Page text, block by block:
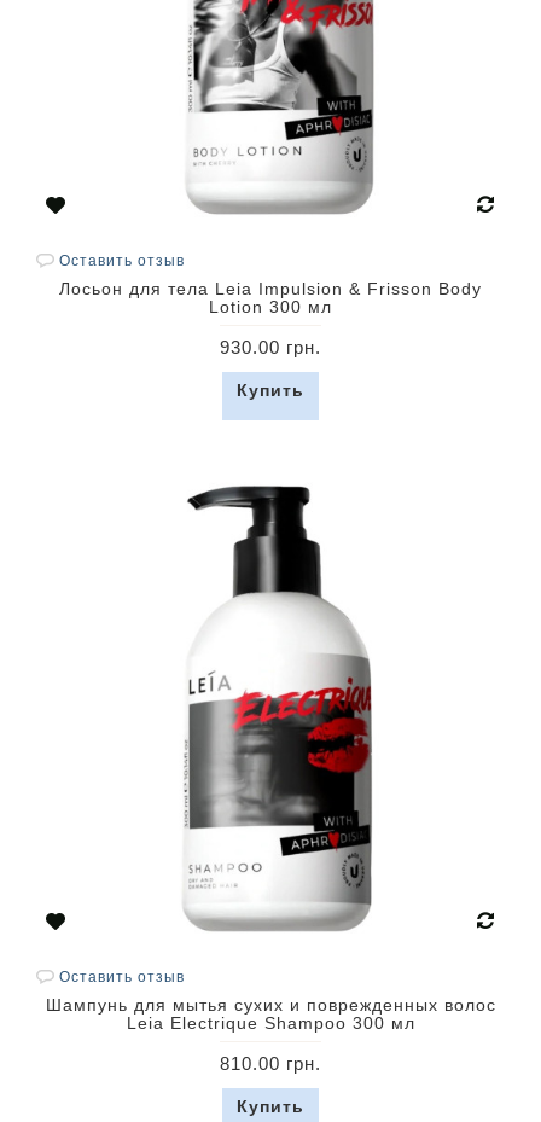
Оставить отзыв
Лосьон для тела Leia Impulsion & Frisson Body
Lotion 300 мл
930.00 грн.
Купить
Оставить отзыв
Шампунь для мытья сухих и поврежденных волос
Leia Electrique Shampoo 300 мл
810.00 грн.
Купить